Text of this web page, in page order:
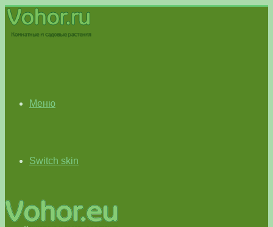
Меню
Switch skin